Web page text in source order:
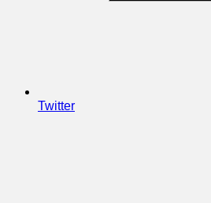
Twitter